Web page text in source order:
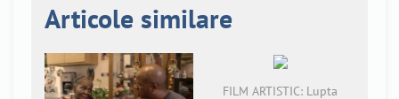
Articole similare
FILM ARTISTIC: Lupta